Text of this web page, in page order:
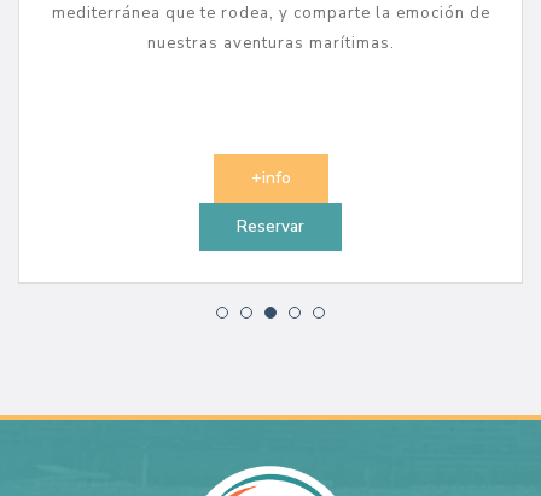
mediterránea que te rodea, y comparte la emoción de
nuestras aventuras marítimas.
+info
Reservar